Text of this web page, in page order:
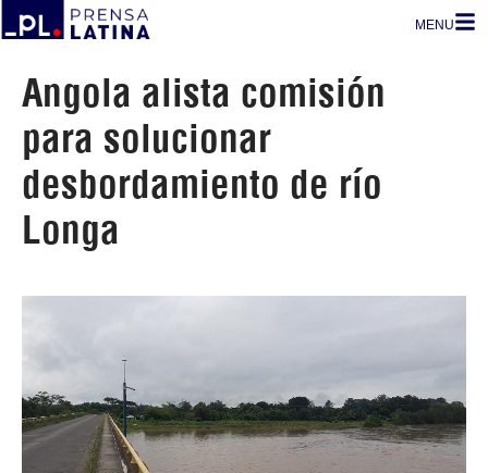
MENU
Angola alista comisión
para solucionar
desbordamiento de río
Longa